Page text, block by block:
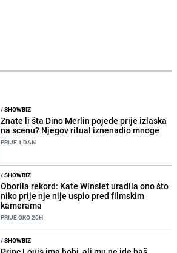
/SHOWBIZ
Znate li šta Dino Merlin pojede prije izlaska
na scenu? Njegov ritual iznenadio mnoge
PRIJE 1 DAN
/SHOWBIZ
Oborila rekord: Kate Winslet uradila ono što
niko prije nje nije uspio pred filmskim
kamerama
PRIJE OKO 20H
/SHOWBIZ